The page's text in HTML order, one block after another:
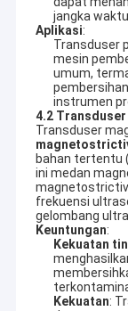
Rumah
jangka
Aplikasi:
Transduser
mesin
umum,
instrumen
4.2
Transduser
bahan tertentu
ini medan
frekuensi
gelombang
Keuntungan:
Kekuatan
Kekuatan: